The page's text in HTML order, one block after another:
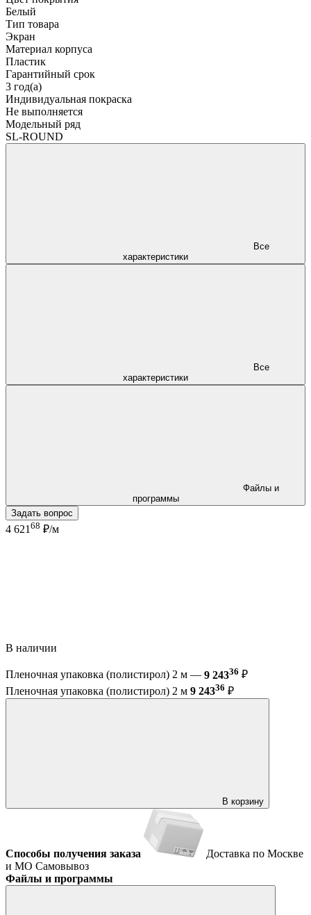
Белый
Тип товара
Экран
Материал корпуса
Пластик
Гарантийный срок
3 год(а)
Индивидуальная покраска
Не выполняется
Модельный ряд
SL-ROUND
характеристики
характеристики
программы
Задать вопрос
4 621 68 ₽/м
В наличии
Пленочная упаковка (полистирол) 2 м — 9 24336 ₽
Пленочная упаковка (полистирол) 2 м 9 24336 ₽
В корзину
Способы получения заказа
Доставка по Москве
и МО Самовывоз
Файлы и программы